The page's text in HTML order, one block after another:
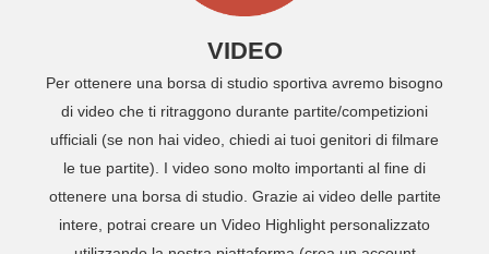
VIDEO
Per ottenere una borsa di studio sportiva avremo bisogno
di video che ti ritraggono durante partite/competizioni
ufficiali (se non hai video, chiedi ai tuoi genitori di filmare
le tue partite). I video sono molto importanti al fine di
ottenere una borsa di studio. Grazie ai video delle partite
intere, potrai creare un Video Highlight personalizzato